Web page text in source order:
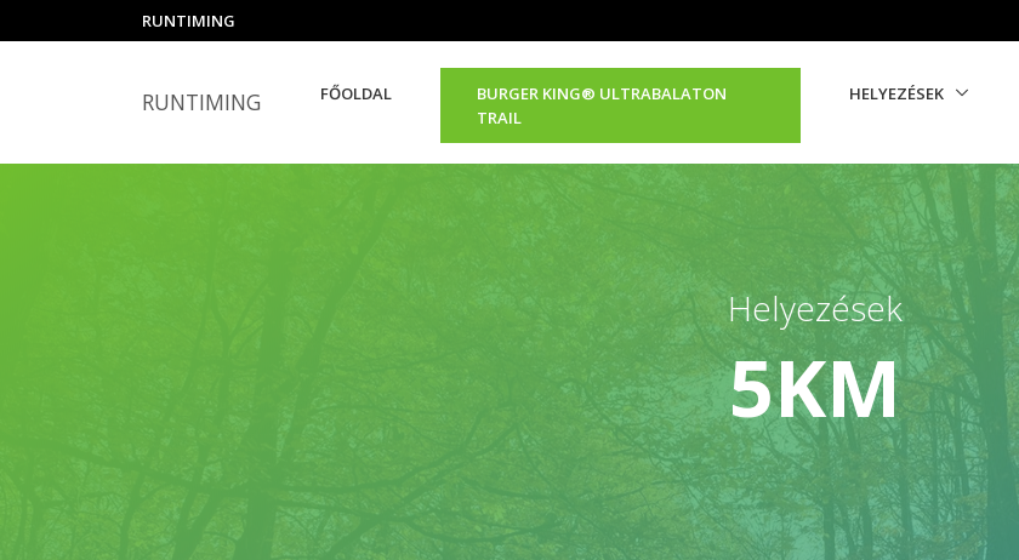
RUNTIMING
RUNTIMING FŐOLDAL
BURGER KING®️ ULTRABALATON
TRAIL
HELYEZÉSEK
Helyezések
5KM